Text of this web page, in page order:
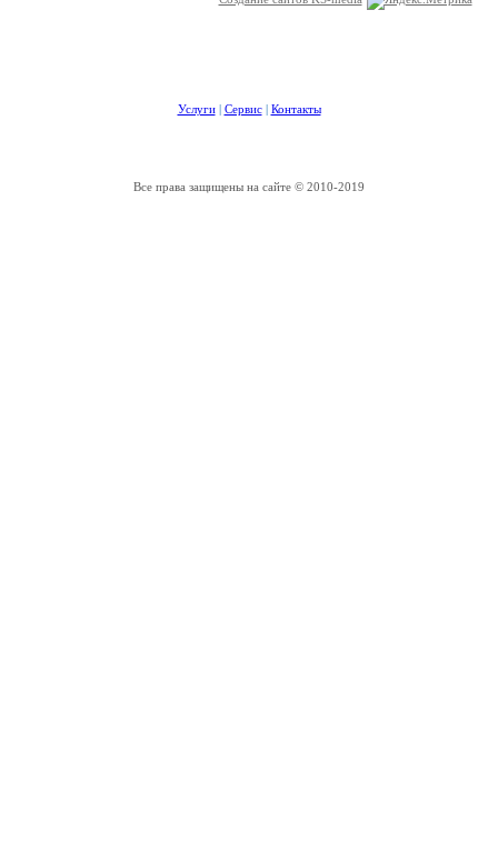
Услуги| Сервис| Контакты
Все права защищены на сайте © 2010-2019